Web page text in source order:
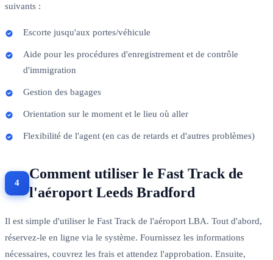
suivants :
Escorte jusqu'aux portes/véhicule
Aide pour les procédures d'enregistrement et de contrôle
d'immigration
Gestion des bagages
Orientation sur le moment et le lieu où aller
Flexibilité de l'agent (en cas de retards et d'autres problèmes)
Comment utiliser le Fast Track de
l'aéroport Leeds Bradford
Il est simple d'utiliser le Fast Track de l'aéroport LBA. Tout d'abord,
réservez-le en ligne via le système. Fournissez les informations
nécessaires, couvrez les frais et attendez l'approbation. Ensuite,